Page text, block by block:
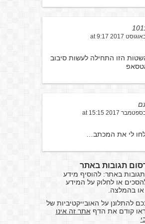
הזו התחילה לעשות סיבוב
לי את המכתב…
תגובות באתר
באתר: להוסיף מידע
או לחלוק על המידע
בהמלצה.
להתלונן על האובייקטיביות של
קודם את הדף אתר זה אינו